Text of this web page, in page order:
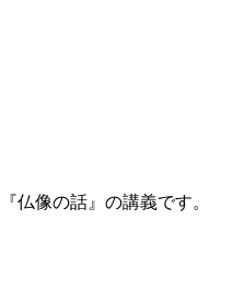
仏像の話』の講義です。